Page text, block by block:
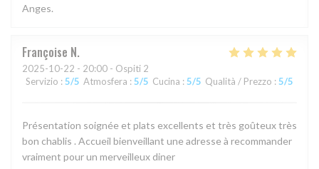
Anges.
Françoise N
2025-10-22 - 20:00 - Ospiti 2
Servizio : 5/5 Atmosfera : 5/5 Cucina : 5/5 Qualità / Prezzo : 5/5
Présentation soignée et plats excellents et très goûteux très
bon chablis . Accueil bienveillant une adresse à recommander
vraiment pour un merveilleux diner